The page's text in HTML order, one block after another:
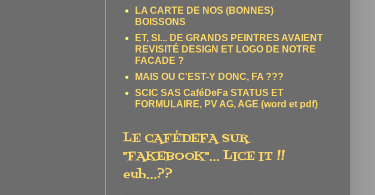
LA CARTE DE NOS (BONNES)
BOISSONS
ET, SI... DE GRANDS PEINTRES AVAIENT
REVISITÉ DESIGN ET LOGO DE NOTRE
FACADE ?
MAIS OU C'EST-Y DONC, FA ???
SCIC SAS CaféDeFa STATUS ET
FORMULAIRE, PV AG, AGE (word et pdf)
LE CAFÉDEFA SUR
"FAKEBOOK"... LICE IT !!
euh...??